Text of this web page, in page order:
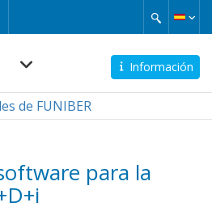
Información
de FUNIBER
para la